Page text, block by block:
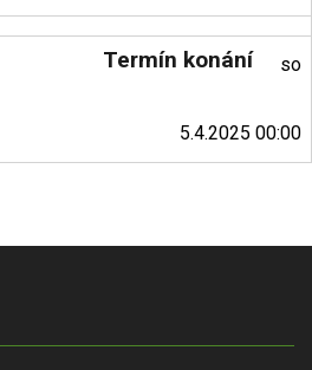
Termín konání so
5.4.2025 00:00